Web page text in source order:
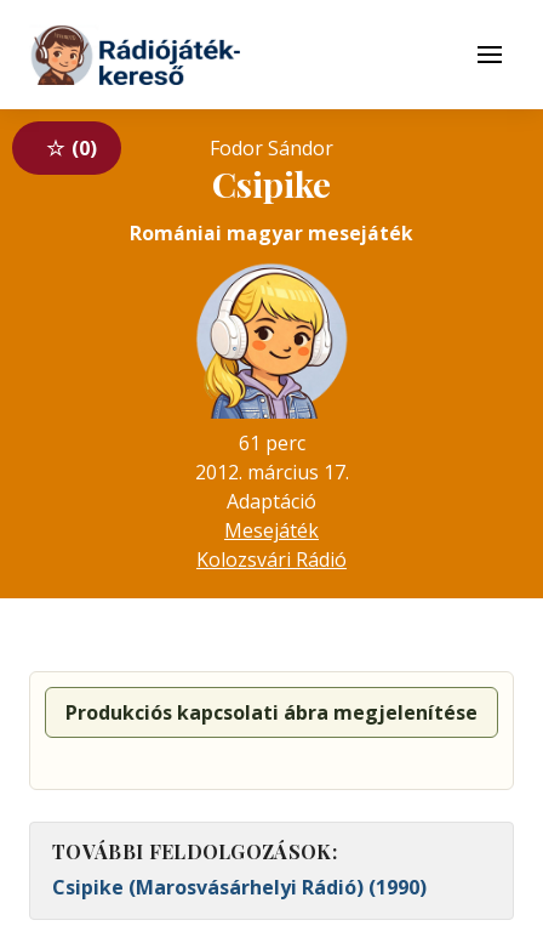
Tovább a tartalomhoz
Menü
0 Fodor Sándor
Csipike
Romániai magyar mesejáték
61 perc
2012. március 17.
Adaptáció
Mesejáték
Kolozsvári Rádió
Produkciós kapcsolati ábra megjelenítése
TOVÁBBI FELDOLGOZÁSOK:
Csipike (Marosvásárhelyi Rádió) (1990)